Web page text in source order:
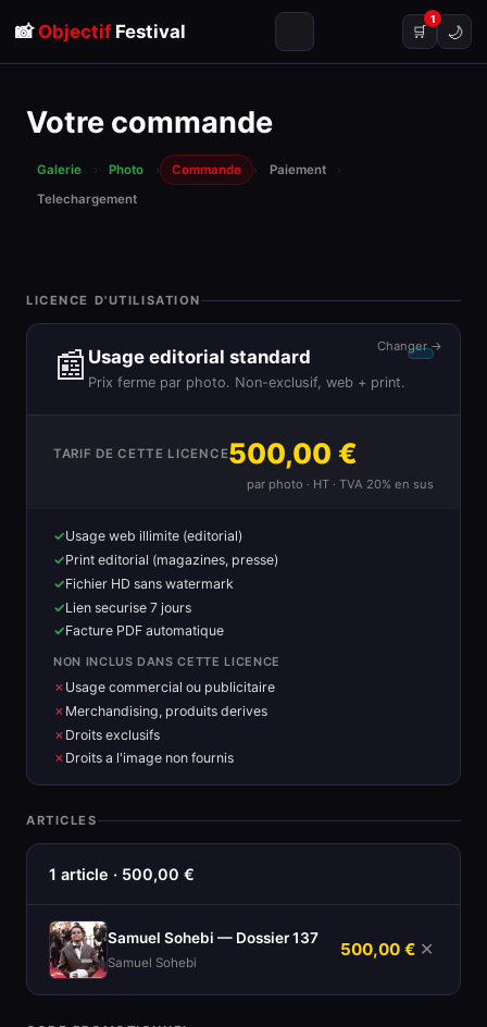
📸 ObjectifFestival 🛒
1
🌙
Votre commande
Galerie › Photo › Commande › Paiement
›
Telechargement
LICENCE D'UTILISATION
📰 Usage editorial standard
Prix ferme par photo. Non-exclusif, web + print.
Changer →
TARIF DE CETTE LICENCE500,00 €
par photo · HT · TVA 20% en sus
Usage web illimite (editorial)
Print editorial (magazines, presse)
Fichier HD sans watermark
Lien securise 7 jours
Facture PDF automatique
NON INCLUS DANS CETTE LICENCE
Usage commercial ou publicitaire
Merchandising, produits derives
Droits exclusifs
Droits a l'image non fournis
ARTICLES
1 article · 500,00 €
Samuel Sohebi — Dossier 137
Samuel Sohebi
500,00 € ✕